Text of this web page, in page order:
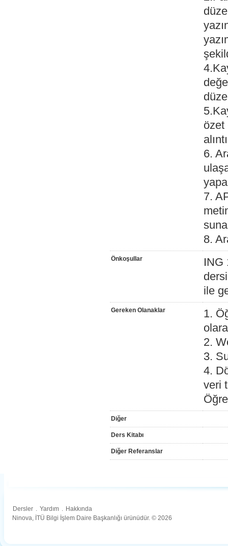
özet
6.
7.
8.
Önkoşullar
ING
ile
Gereken Olanaklar
1.
2.
3.
4.
veri
Diğer
Ders Kitabı
Diğer Referanslar
Dersler . Yardım . Hakkında
Ninova, İTÜ Bilgi İşlem Daire Başkanlığı ürünüdür. © 2026